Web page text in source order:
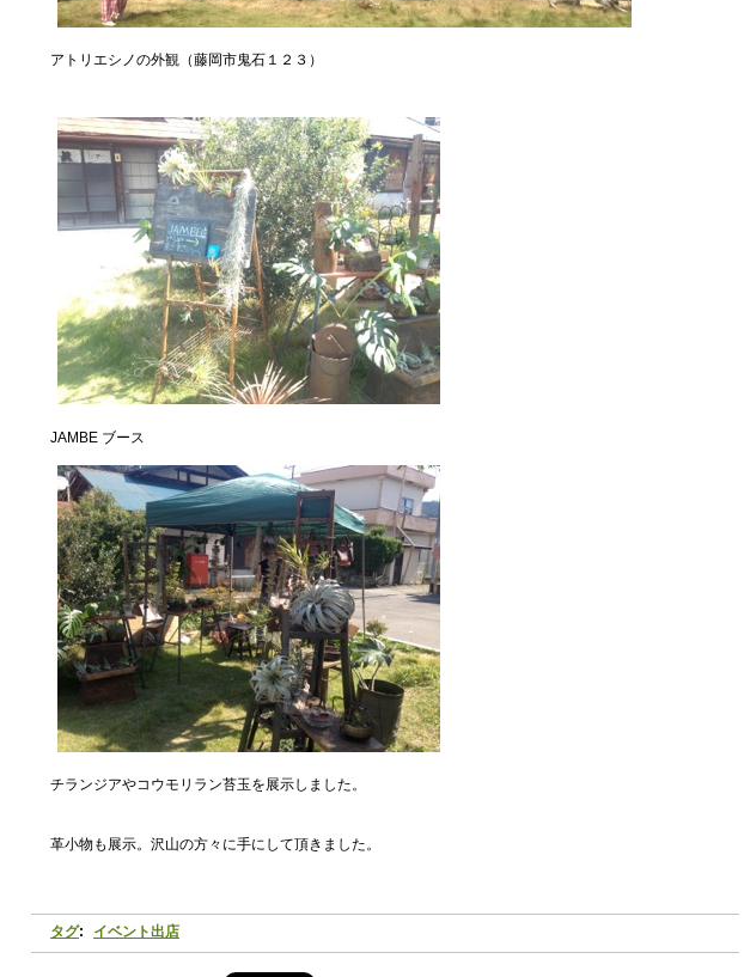
アトリエシノの外観（藤岡市鬼石１２３）
JAMBE ブース
チランジアやコウモリラン苔玉を展示しました。
革小物も展示。沢山の方々に手にして頂きました。
タグ: イベント出店